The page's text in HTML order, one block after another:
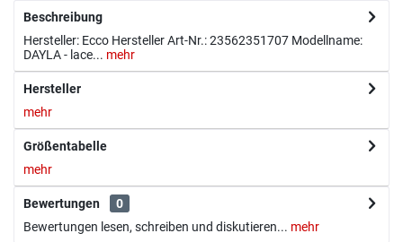
Beschreibung
Hersteller: Ecco Hersteller Art-Nr.: 23562351707 Modellname:
DAYLA - lace... mehr
Hersteller
mehr
Größentabelle
mehr
Bewertungen
0
Bewertungen lesen, schreiben und diskutieren... mehr